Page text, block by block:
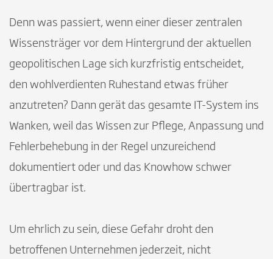
Denn was passiert, wenn einer dieser zentralen
Wissens­träger vor dem Hintergrund der aktuellen
geopolitischen Lage sich kurzfristig entscheidet,
den wohlverdienten Ruhestand etwas früher
anzutreten? Dann gerät das gesamte IT-System ins
Wanken, weil das Wissen zur Pflege, Anpassung und
Fehlerbehebung in der Regel unzureichend
dokumentiert oder und das Knowhow schwer
übertragbar ist.
Um ehrlich zu sein, diese Gefahr droht den
betroffenen Unternehmen jederzeit, nicht